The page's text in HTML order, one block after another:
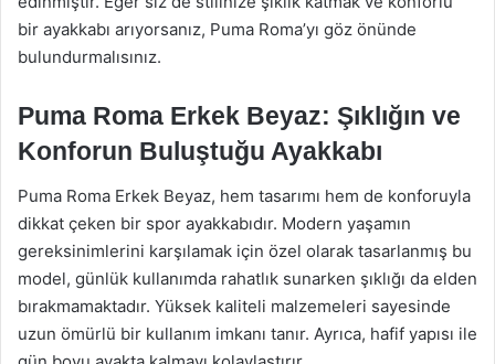
bir ayakkabı arıyorsanız, Puma Roma’yı göz önünde
bulundurmalısınız.
Puma Roma Erkek Beyaz: Şıklığın ve
Konforun Buluştuğu Ayakkabı
Puma Roma Erkek Beyaz, hem tasarımı hem de konforuyla
dikkat çeken bir spor ayakkabıdır. Modern yaşamın
gereksinimlerini karşılamak için özel olarak tasarlanmış bu
model, günlük kullanımda rahatlık sunarken şıklığı da elden
bırakmamaktadır. Yüksek kaliteli malzemeleri sayesinde
uzun ömürlü bir kullanım imkanı tanır. Ayrıca, hafif yapısı ile